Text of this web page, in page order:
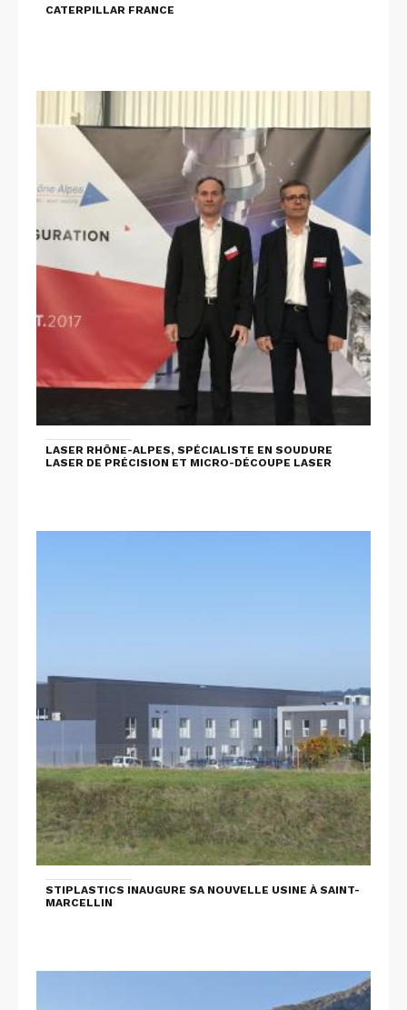
CATERPILLAR FRANCE
LASER RHÔNE-ALPES, SPÉCIALISTE EN SOUDURE
LASER DE PRÉCISION ET MICRO-DÉCOUPE LASER
STIPLASTICS INAUGURE SA NOUVELLE USINE À SAINT-
MARCELLIN